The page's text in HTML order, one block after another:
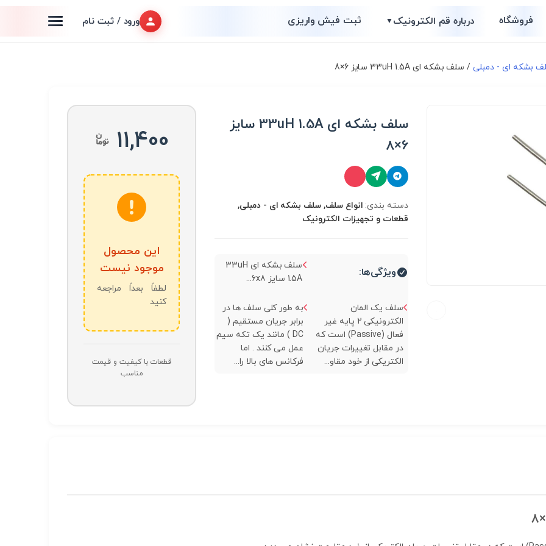
فروشگاه درباره قم الکترونیک▼ ثبت فیش واریزی ورود / ثبت نام
بشکه ای - دمبلی/ سلف بشکه ای 33uH 1.5A سایز 6×8
سلف بشکه ای 33uH 1.5A سایز
6×8
دسته بندی: انواع سلف, سلف بشکه ای - دمبلی,
قطعات و تجهیزات الکترونیک
ویژگی‌ها:
سلف بشکه ای 33uH
1.5A سایز 6x8...
سلف یک المان
الکترونیکی 2 پایه غیر
فعال (Passive) است که
در مقابل تغییرات جریان
الکتریکی از خود مقاو...
به طور کلی سلف ها در
برابر جریان مستقیم (
DC ) مانند یک تکه سیم
عمل می کنند . اما
فرکانس های بالا را...
11,400
این محصول
موجود نیست
لطفاً بعداً مراجعه
کنید
قطعات با کیفیت و قیمت
مناسب